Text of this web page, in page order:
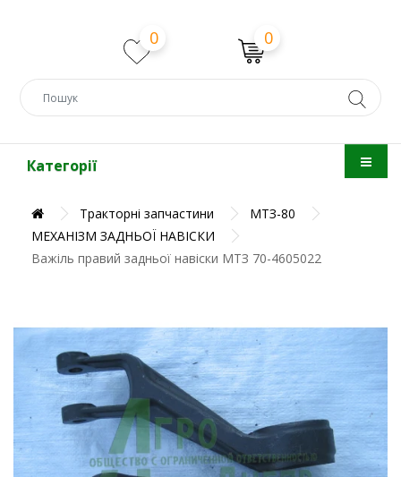
0 0
Категорії
Тракторні запчастини
МТЗ-80
МЕХАНІЗМ ЗАДНЬОЇ НАВІСКИ
Важіль правий задньої навіски МТЗ 70-4605022